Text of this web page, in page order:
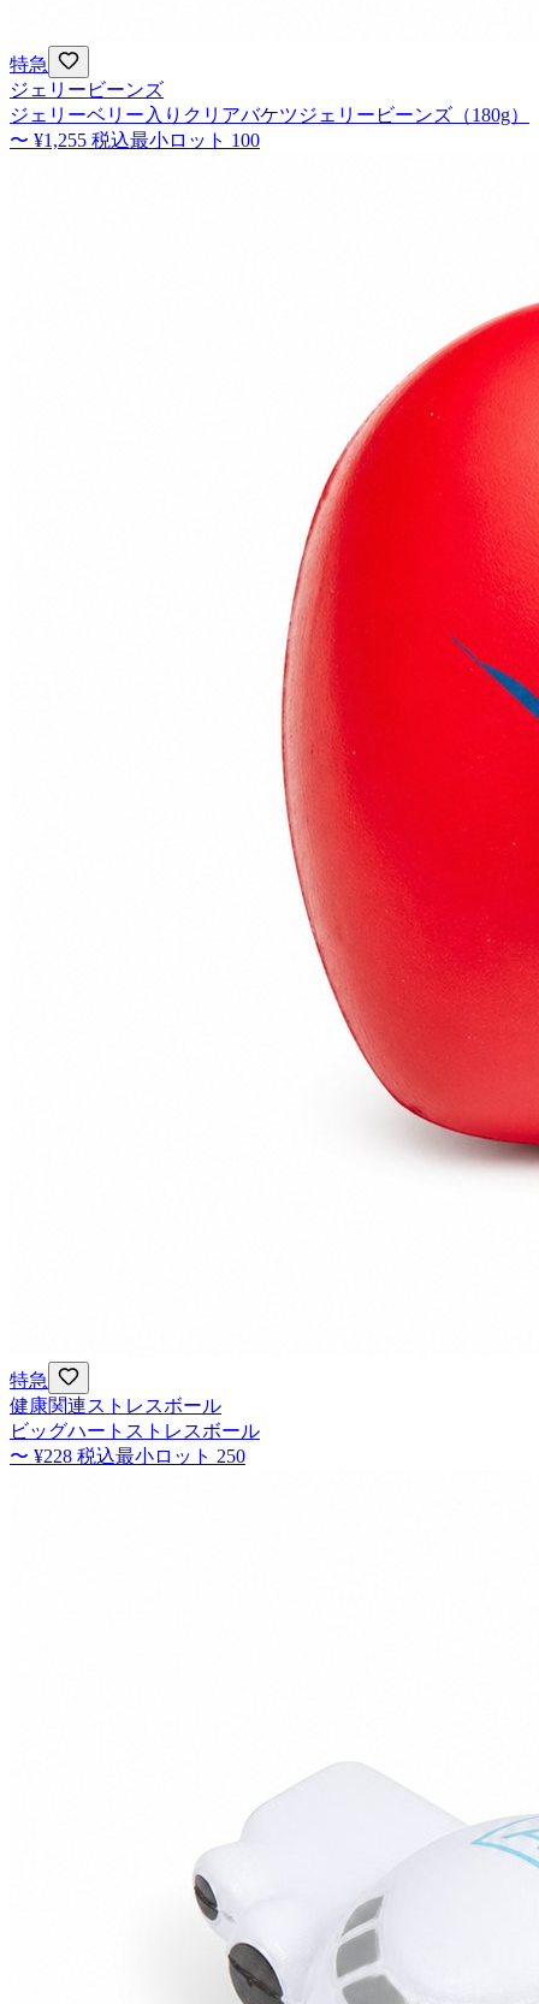
特急
ジェリービーンズ
ジェリーベリー入りクリアバケツジェリービーンズ（180g）
〜 ¥1,255 税込最小ロット 100
特急
健康関連ストレスボール
ビッグハートストレスボール
〜 ¥228 税込最小ロット 250